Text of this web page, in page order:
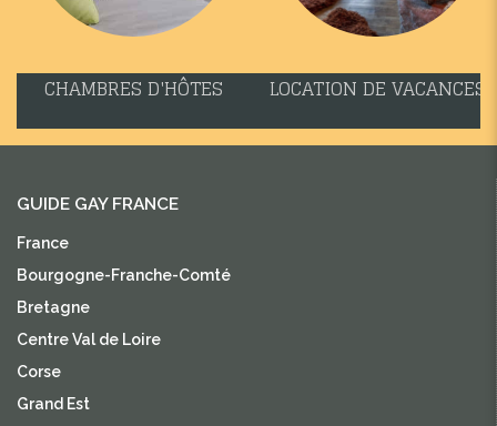
CHAMBRES D'HÔTES LOCATION DE VACANCES
GUIDE GAY FRANCE
France
Bourgogne-Franche-Comté
Bretagne
Centre Val de Loire
Corse
Grand Est